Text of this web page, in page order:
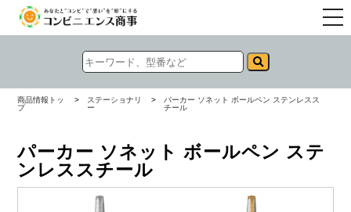
商品情報トッ
プ
>
ステーショナリ
ー
>
パーカー ソネット ボールペン ステンレスス
チール
パーカー ソネット ボールペン ステ
ンレススチール